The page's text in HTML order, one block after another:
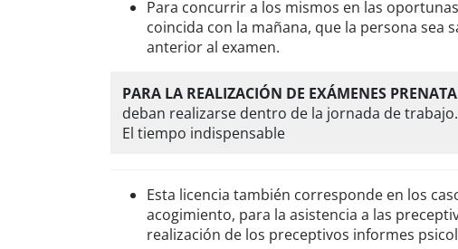
Para concurrir a los mismos en las
coincida con la mañana, que la persona sea
anterior al examen.
PARA LA REALIZACIÓN DE EXÁMENES
deban realizarse dentro de la jornada de trabajo.
El tiempo indispensable
Esta licencia también corresponde en los
acogimiento, para la asistencia a las
realización de los preceptivos informes